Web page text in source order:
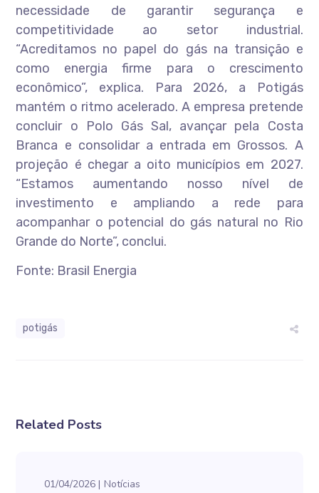
necessidade de garantir segurança e
competitividade ao setor industrial.
“Acreditamos no papel do gás na transição e
como energia firme para o crescimento
econômico”, explica. Para 2026, a Potigás
mantém o ritmo acelerado. A empresa pretende
concluir o Polo Gás Sal, avançar pela Costa
Branca e consolidar a entrada em Grossos. A
projeção é chegar a oito municípios em 2027.
“Estamos aumentando nosso nível de
investimento e ampliando a rede para
acompanhar o potencial do gás natural no Rio
Grande do Norte”, conclui.
Fonte: Brasil Energia
potigás
Related Posts
01/04/2026 Notícias